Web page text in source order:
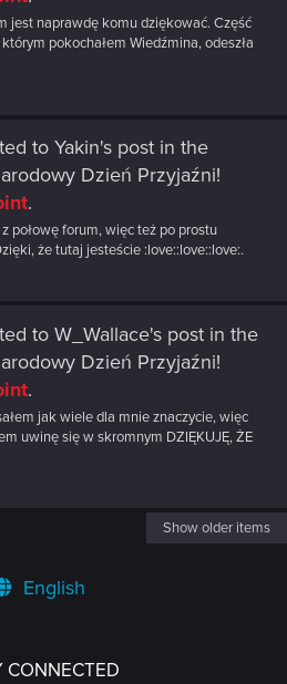
jest naprawdę komu dziękować. Część
pokochałem Wiedźmina, odeszła
to Yakin's post in the
Dzień Przyjaźni!
.
połowę forum, więc też po prostu
że tutaj jesteście :love::love::love:.
to W_Wallace's post in the
Dzień Przyjaźni!
.
jak wiele dla mnie znaczycie, więc
uwinę się w skromnym DZIĘKUJĘ, ŻE
Show older items
English
CONNECTED